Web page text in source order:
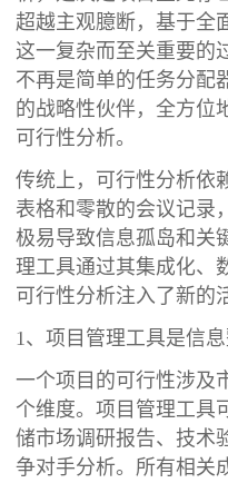
超越主观臆断，基于全
这一复杂而至关重要的
不再是简单的任务分配
的战略性伙伴，全方位
可行性分析。
传统上，可行性分析依
表格和零散的会议记录
极易导致信息孤岛和关
理工具通过其集成化、
可行性分析注入了新的
1、项目管理工具是信
一个项目的可行性涉及
个维度。项目管理工具
储市场调研报告、技术
争对手分析。所有相关